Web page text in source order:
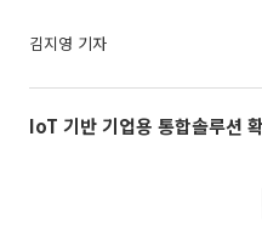
김지영 기자
IoT 기반 기업용 통합솔루션